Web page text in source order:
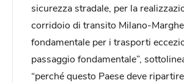
sicurezza stradale, per la
corridoio di transito Milano-
fondamentale per i trasporti
passaggio fondamentale”,
“perché questo Paese deve